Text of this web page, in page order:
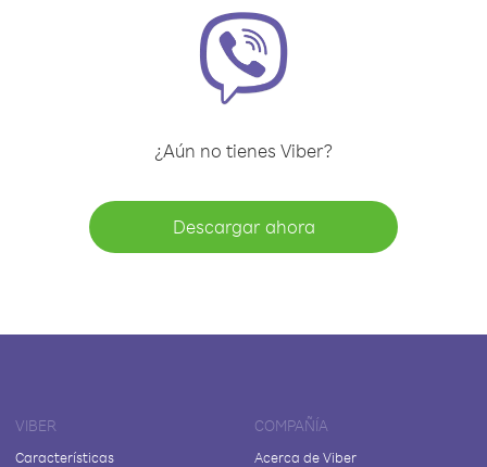
¿Aún no tienes Viber?
Descargar ahora
VIBER
Características
COMPAÑÍA
Acerca de Viber